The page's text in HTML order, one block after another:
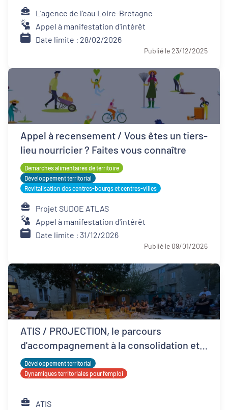
L’agence de l’eau Loire-Bretagne
Appel à manifestation d'intérêt
Date limite : 28/02/2026
Publié le 23/12/2025
Appel à recensement / Vous êtes un tiers-
lieu nourricier ? Faites vous connaître
Démarches alimentaires de territoire
Développement territorial
Revitalisation des centres-bourgs et centres-villes
Projet SUDOE ATLAS
Appel à manifestation d'intérêt
Date limite : 31/12/2026
Publié le 09/01/2026
ATIS / PROJECTION, le parcours
d'accompagnement à la consolidation et
développement ESS
Développement territorial
Dynamiques territoriales pour l’emploi
ATIS